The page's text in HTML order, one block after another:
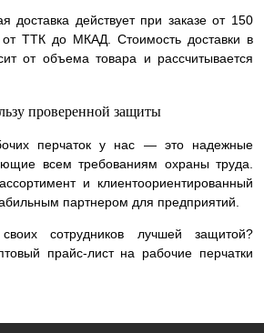
доставка действует при заказе от 150
ТТК до МКАД. Стоимость доставки в
от объема товара и рассчитывается
проверенной защиты
перчаток у нас — это надежные
всем требованиям охраны труда.
и клиентоориентированный
партнером для предприятий.
сотрудников лучшей защитой?
прайс-лист на рабочие перчатки